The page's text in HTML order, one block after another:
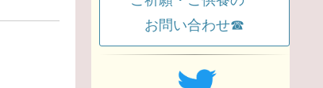
お問い合わせ☎